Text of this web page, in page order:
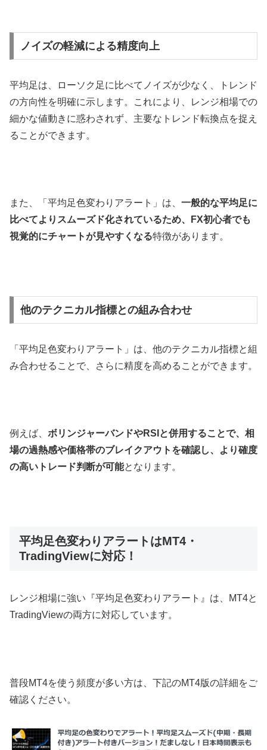
ノイズの軽減による精度向上
平均足は、ローソク足に比べてノイズが少なく、トレンド
の方向性を明確に示します。​これにより、レンジ相場での
細かな値動きに惑わされず、主要なトレンド転換点を捉え
ることができます。​
また、「平均足色変わりアラート」は、 一般的な平均足に
比べてよりスムーズド化されているため、
FX初心者でも
視覚的にチャートが見やすくなる特徴があります。
他のテクニカル指標との組み合わせ
「平均足色変わりアラート」は、他のテクニカル指標と組
み合わせることで、さらに精度を高めることができます。
​例えば、 ボリンジャーバンドやRSI と併用することで、相
場の過熱感や価格帯のブレイクアウトを確認し、より確度
の高いトレード判断が可能となります。
平均足色変わりアラートはMT4・
TradingViewに対応！
レンジ相場に強い『平均足色変わりアラート』は、MT4と
TradingViewの両方に対応しています。
普段MT4を使う頻度が多い方は、下記のMT4版の詳細をご
確認ください。